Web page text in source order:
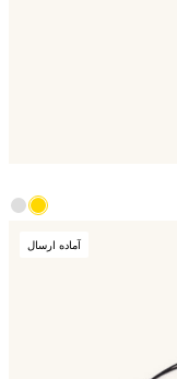
آماده ارسال